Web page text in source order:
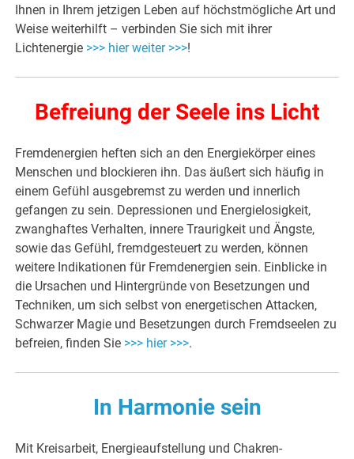
Ihnen in Ihrem jetzigen Leben auf höchstmögliche Art und
Weise weiterhilft – verbinden Sie sich mit ihrer
Lichtenergie >>> hier weiter >>>!
Befreiung der Seele ins Licht
Fremdenergien heften sich an den Energiekörper eines
Menschen und blockieren ihn. Das äußert sich häufig in
einem Gefühl ausgebremst zu werden und innerlich
gefangen zu sein. Depressionen und Energielosigkeit,
zwanghaftes Verhalten, innere Traurigkeit und Ängste,
sowie das Gefühl, fremdgesteuert zu werden, können
weitere Indikationen für Fremdenergien sein. Einblicke in
die Ursachen und Hintergründe von Besetzungen und
Techniken, um sich selbst von energetischen Attacken,
Schwarzer Magie und Besetzungen durch Fremdseelen zu
befreien, finden Sie >>> hier >>>.
In Harmonie sein
Mit Kreisarbeit, Energieaufstellung und Chakren-